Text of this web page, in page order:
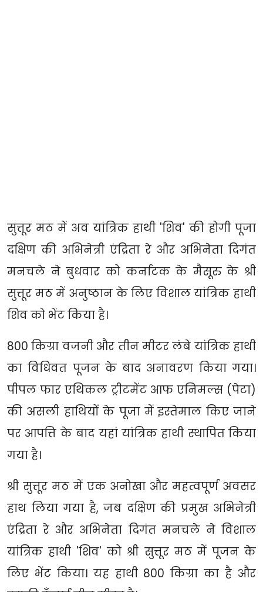
सुत्तूर मठ में अव यांत्रिक हाथी 'शिव' की होगी पूजा
दक्षिण की अभिनेत्री एंद्रिता रे और अभिनेता दिगंत
मनचले ने बुधवार को कर्नाटक के मैसूरु के श्री
सुत्तूर मठ में अनुष्ठान के लिए विशाल यांत्रिक हाथी
शिव को भेंट किया है।
800 किग्रा वजनी और तीन मीटर लंबे यांत्रिक हाथी
का विधिवत पूजन के बाद अनावरण किया गया।
पीपल फार एथिकल ट्रीटमेंट आफ एनिमल्स (पेटा)
की असली हाथियों के पूजा में इस्तेमाल किए जाने
पर आपत्ति के बाद यहां यांत्रिक हाथी स्थापित किया
गया है।
श्री सुत्तूर मठ में एक अनोखा और महत्वपूर्ण अवसर
हाथ लिया गया है, जब दक्षिण की प्रमुख अभिनेत्री
एंद्रिता रे और अभिनेता दिगंत मनचले ने विशाल
यांत्रिक हाथी 'शिव' को श्री सुत्तूर मठ में पूजन के
लिए भेंट किया। यह हाथी 800 किग्रा का है और